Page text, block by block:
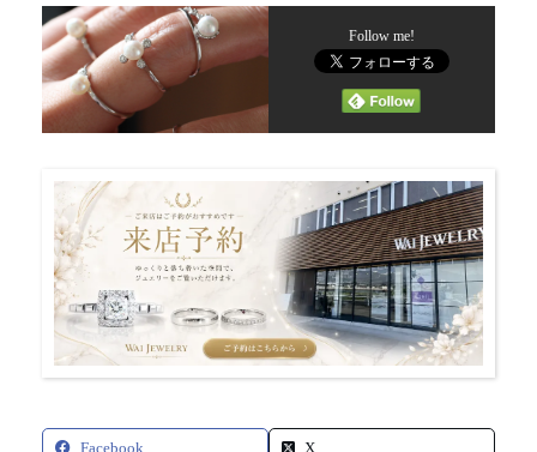
Follow me!
Facebook X